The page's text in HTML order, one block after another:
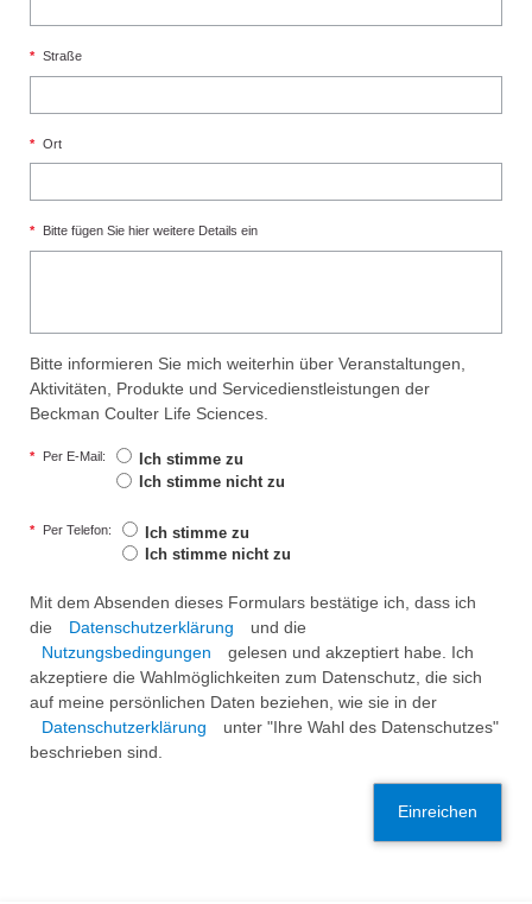
* Straße
* Ort
* Bitte fügen Sie hier weitere Details ein
Bitte informieren Sie mich weiterhin über Veranstaltungen,
Aktivitäten, Produkte und Servicedienstleistungen der
Beckman Coulter Life Sciences.
* Per E-Mail:
Ich stimme zu
Ich stimme nicht zu
* Per Telefon:
Ich stimme zu
Ich stimme nicht zu
Mit dem Absenden dieses Formulars bestätige ich, dass ich
die
Datenschutzerklärung
und die
Nutzungsbedingungen
gelesen und akzeptiert habe. Ich
akzeptiere die Wahlmöglichkeiten zum Datenschutz, die sich
auf meine persönlichen Daten beziehen, wie sie in der
Datenschutzerklärung
unter "Ihre Wahl des Datenschutzes"
beschrieben sind.
Einreichen